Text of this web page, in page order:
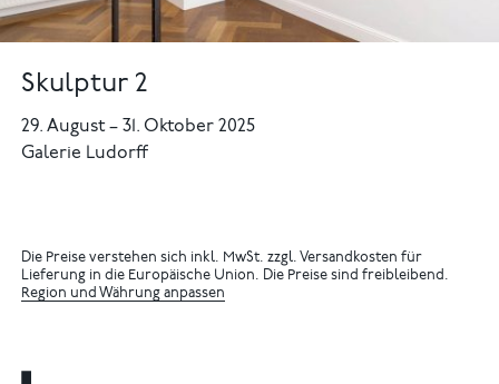
Skulptur 2
29. August–31. Oktober 2025
Galerie Ludorff
Die Preise verstehen sich inkl. MwSt. zzgl. Versandkosten für
Lieferung in die Europäische Union. Die Preise sind freibleibend.
Region und Währung anpassen